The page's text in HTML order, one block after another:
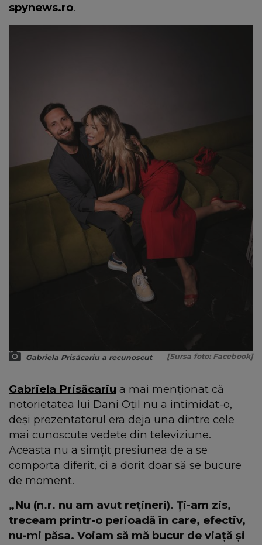
spynews.ro.
Gabriela Prisăcariu a recunoscut [Sursa foto: Facebook]
Gabriela Prisăcariu a mai menționat că
notorietatea lui Dani Oțil nu a intimidat-o,
deși prezentatorul era deja una dintre cele
mai cunoscute vedete din televiziune.
Aceasta nu a simțit presiunea de a se
comporta diferit, ci a dorit doar să se bucure
de moment.
„Nu (n.r. nu am avut rețineri). Ți-am zis,
treceam printr-o perioadă în care, efectiv,
nu-mi păsa. Voiam să mă bucur de viață și